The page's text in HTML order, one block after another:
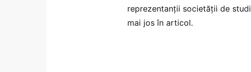
reprezentanții societății de
mai jos în articol.